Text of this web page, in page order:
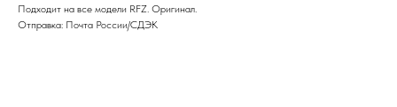
Подходит на все модели RFZ. Оригинал.
Отправка: Почта России/СДЭК